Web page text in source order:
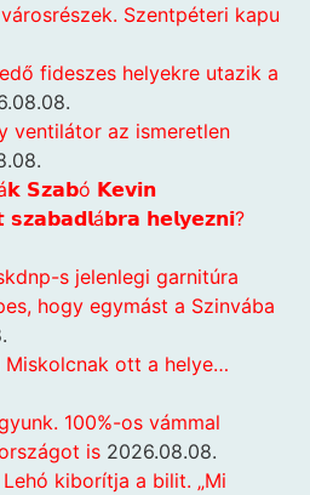
Szentpéteri kapu
fideszes helyekre utazik a
ventilátor az ismeretlen
𝗦𝘇𝗮𝗯ó 𝗞𝗲𝘃𝗶𝗻
𝗵𝗲𝗹𝘆𝗲𝘇𝗻𝗶?
s jelenlegi garnitúra
hogy egymást a Szinvába
Miskolcnak ott a helye…
100%-os vámmal
is 2026.08.08.
kiborítja a bilit. „Mi